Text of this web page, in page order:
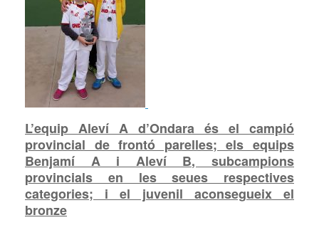
L’equip Aleví A d’Ondara és el campió
provincial de frontó parelles; els equips
Benjamí A i Aleví B, subcampions
provincials en les seues respectives
categories; i el juvenil aconsegueix el
bronze